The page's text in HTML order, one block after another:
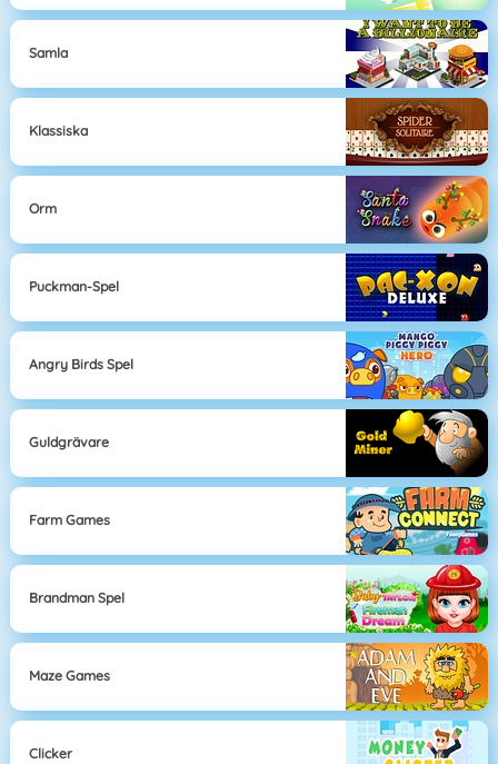
Samla
Klassiska
Orm
Puckman-Spel
Angry Birds Spel
Guldgrävare
Farm Games
Brandman Spel
Maze Games
Clicker